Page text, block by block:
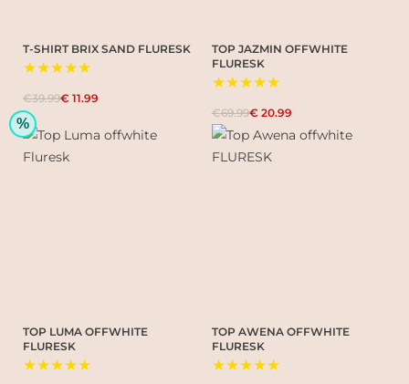
T-SHIRT BRIX SAND FLURESK
★★★★★
€39.99€ 11.99
TOP JAZMIN OFFWHITE
FLURESK
★★★★★
€69.99€ 20.99
%
TOP LUMA OFFWHITE
FLURESK
★★★★★
TOP AWENA OFFWHITE
FLURESK
★★★★★